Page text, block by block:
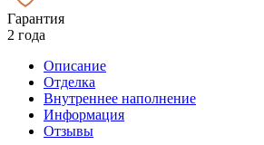
Гарантия
2 года
Описание
Отделка
Внутреннее наполнение
Информация
Отзывы